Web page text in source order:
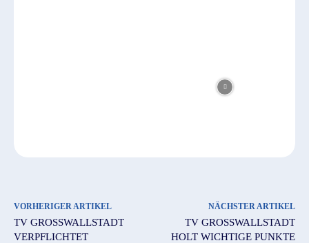
VORHERIGER ARTIKEL
TV GROSSWALLSTADT V
ERPFLICHTET G
NÄCHSTER ARTIKEL
TV GROSSWALLSTADT H
OLT WICHTIGE PUNKTE I